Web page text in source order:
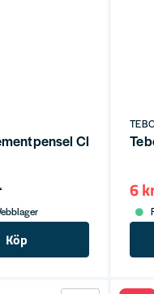
Classic
Köp
6